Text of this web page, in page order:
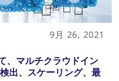
9月 26, 2021
、マルチクラウドイン
出、スケーリング、最